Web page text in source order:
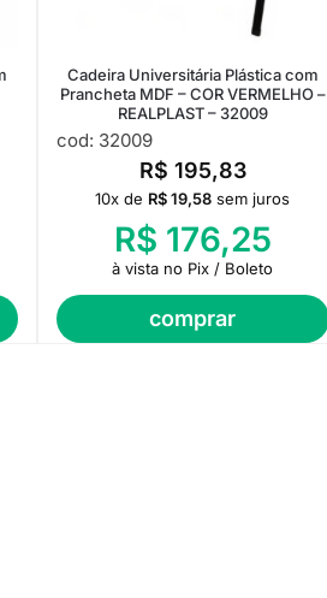
Cadeira Universitária Plástica com
Prancheta MDF – COR VERMELHO –
REALPLAST – 32009
cod: 32009
R$ 195,83
comprar
10x de R$19,58 sem juros
R$ 176,25
à vista no Pix / Boleto